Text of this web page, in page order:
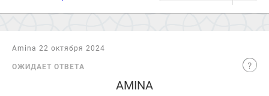
Amina 22 октября 2024
ОЖИДАЕТ ОТВЕТА
AMINA